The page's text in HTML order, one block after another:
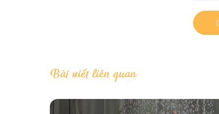
Bài viết liên quan